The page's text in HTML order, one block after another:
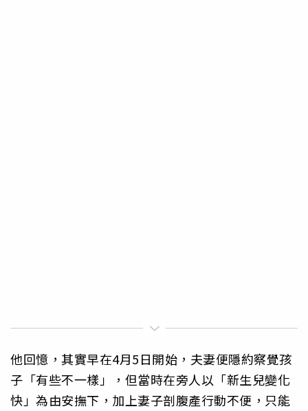
他回憶，其實早在4月5日開始，夫妻便隱約察覺孩
子「有些不一樣」，但當時在旁人以「新生兒變化
快」為由安撫下，加上妻子剖腹產行動不便，只能